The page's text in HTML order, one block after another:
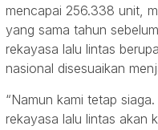
mencapai 256.338 unit,
yang sama tahun
rekayasa lalu lintas
nasional disesuaikan
“Namun kami tetap
rekayasa lalu lintas akan